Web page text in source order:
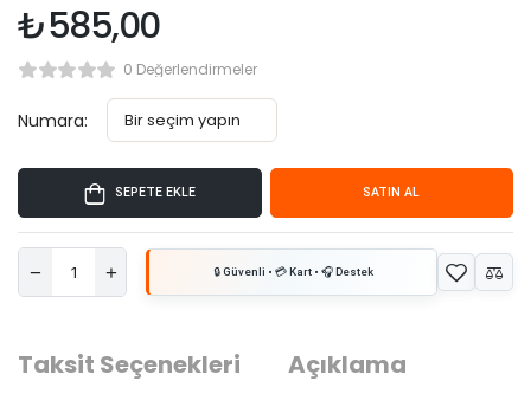
₺585,00
0 Değerlendirmeler
Numara:
SEPETE EKLE SATIN AL
Taksit Seçenekleri
Açıklama